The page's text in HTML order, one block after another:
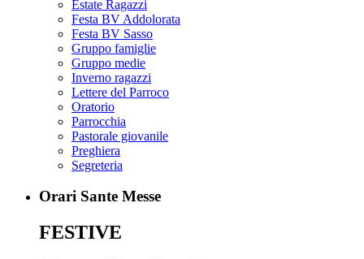
Estate Ragazzi
Festa BV Addolorata
Festa BV Sasso
Gruppo famiglie
Gruppo medie
Inverno ragazzi
Lettere del Parroco
Oratorio
Parrocchia
Pastorale giovanile
Preghiera
Segreteria
Orari Sante Messe
FESTIVE